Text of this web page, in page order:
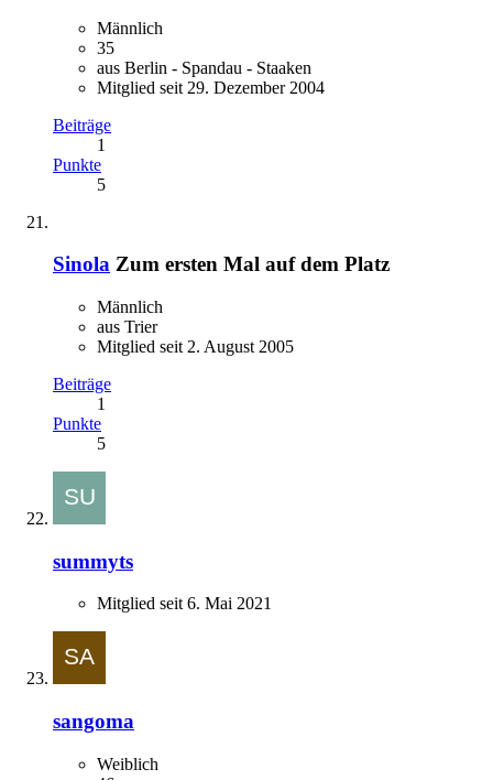
Männlich
35
aus Berlin - Spandau - Staaken
Mitglied seit 29. Dezember 2004
Beiträge
1
Punkte
5
Sinola Zum ersten Mal auf dem Platz
Männlich
aus Trier
Mitglied seit 2. August 2005
Beiträge
1
Punkte
5
summyts
Mitglied seit 6. Mai 2021
sangoma
Weiblich